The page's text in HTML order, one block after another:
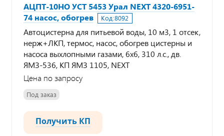
АЦПТ-10НО УСТ 5453 Урал NEXT 4320-6951-
74 насос, обогрев
Код:8092
Автоцистерна для питьевой воды, 10 м3, 1 отсек,
нерж+ЛКП, термос, насос, обогрев цистерны и
насоса выхлопными газами, 6х6, 310 л.с., дв.
ЯМЗ-536, КП ЯМЗ 1105, NEXT
Цена по запросу
Под заказ
Получить КП